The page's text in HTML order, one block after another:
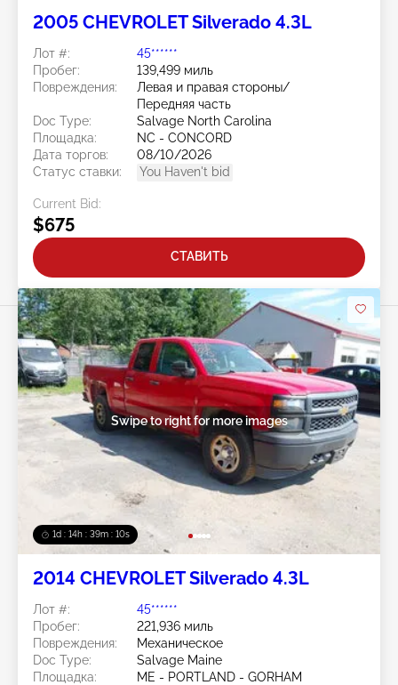
2005 CHEVROLET Silverado 4.3L
Лот #:
45******
Пробег:
139,499 миль
Повреждения:
Левая и правая стороны/
Передняя часть
Doc Type:
Salvage North Carolina
Площадка:
NC - CONCORD
Дата торгов:
08/10/2026
Статус ставки:
You Haven't bid
Current Bid:
$675
СТАВИТЬ
1d : 14h : 39m : 07s
Swipe to right for more images
2014 CHEVROLET Silverado 4.3L
Лот #:
45******
Пробег:
221,936 миль
Повреждения:
Механическое
Doc Type:
Salvage Maine
Площадка:
ME - PORTLAND - GORHAM